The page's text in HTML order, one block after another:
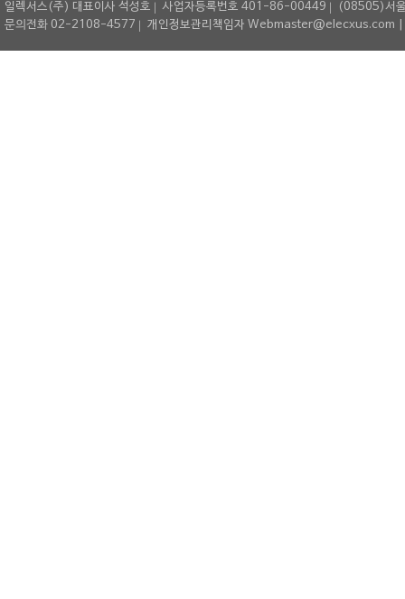
일렉서스(주) 대표이사 석성호 사업자등록번호 401-86-00449
(08505)서
문의전화 02-2108-4577
개인정보관리책임자